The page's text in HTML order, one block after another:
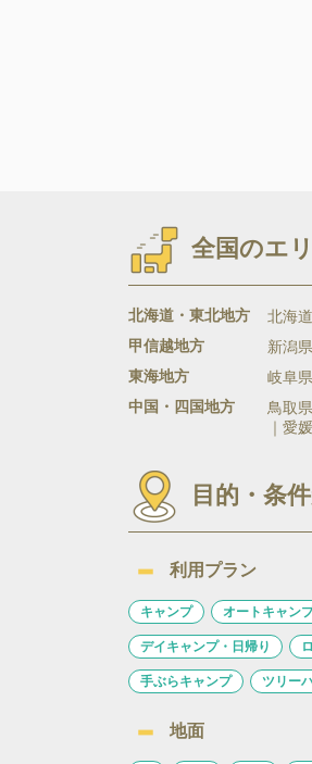
全国のエ
北海道・東北地方 北海道
甲信越地方
新潟県
東海地方
岐阜県
中国・四国地方
鳥取県
愛
目的・条
利用プラン
キャンプ オートキャン
デイキャンプ・日帰り
手ぶらキャンプ ツリー
地面